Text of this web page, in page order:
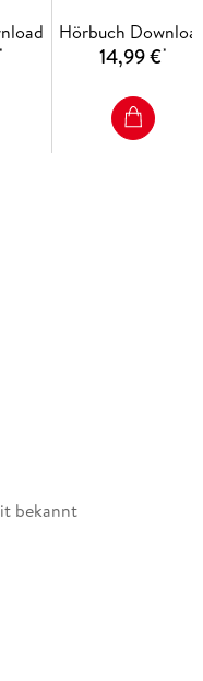
*
Hörbuch
14,99 €*
bekannt